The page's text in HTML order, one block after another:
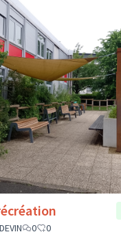
0 0